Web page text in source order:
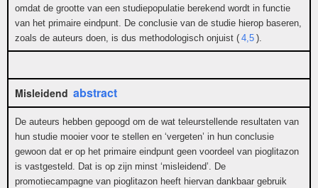
omdat de grootte van een studiepopulatie berekend wordt in functie
van het primaire eindpunt. De conclusie van de studie hierop baseren,
zoals de auteurs doen, is dus methodologisch onjuist ( 4,5 ).
Misleidend abstract
De auteurs hebben gepoogd om de wat teleurstellende resultaten van
hun studie mooier voor te stellen en ‘vergeten’ in hun conclusie
gewoon dat er op het primaire eindpunt geen voordeel van pioglitazon
is vastgesteld. Dat is op zijn minst ‘misleidend’. De
promotiecampagne van pioglitazon heeft hiervan dankbaar gebruik